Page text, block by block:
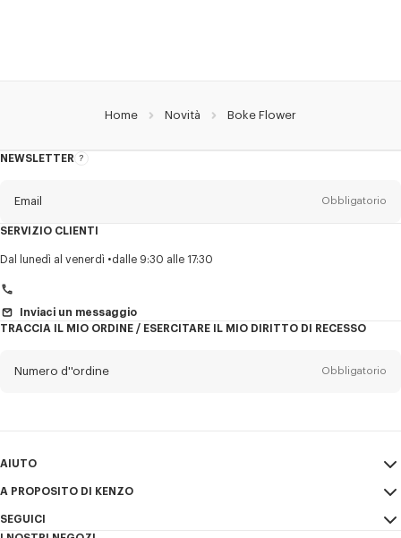
Home Novità Boke Flower
NEWSLETTER
Informazioni
Email Obbligatorio
TitoloObbligatorio
SERVIZIO CLIENTI
Dal lunedì al venerdì dalle 9:30 alle 17:30
Inviaci un messaggio
TRACCIA IL MIO ORDINE / ESERCITARE IL MIO DIRITTO DI RECESSO
Numero d''ordine Obbligatorio
AIUTO
Il mio account
Guida alle taglie
A PROPOSITO DI KENZO
Condizioni di vendita
SEGUICI